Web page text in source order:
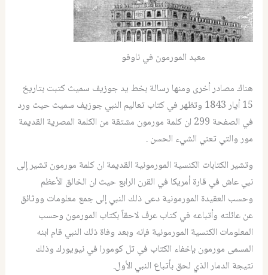
معبد المورمون في ناوفو
هناك مصادر أخرى ومنها رسالة بخط يد جوزيف سميث كتبت بتاريخ
15 أيار 1843 وتظهر في كتاب تعاليم النبي جوزيف سميث حيث ورد
في الصفحة 299 ان كلمة مورمون مشتقة من الكلمة المصرية القديمة
مور والتي تعني الشيء الحسن .
وتشير الكتابات الكنسية المورمونية القديمة ان كلمة مورمون تشير إلى
نبي عاش في قارة أمريكا في القرن الرابع حيث ان الخالق الأعظم
وحسب العقيدة المورمونية دعى ذلك النبي إلى جمع معلومات ووثائق
عن عائلته وأتباعه في كتاب عرف لاحقاً بكتاب المورمون وحسب
المعلومات الكنسية المورمونية فإنه وبعد وفاة ذلك النبي قام ابنه
المسمى مورمون بإخفاء الكتاب في تل كومورا في نيويورك وذلك
نتيجة الدمار الذي لحق بأتباع النبي الأول.